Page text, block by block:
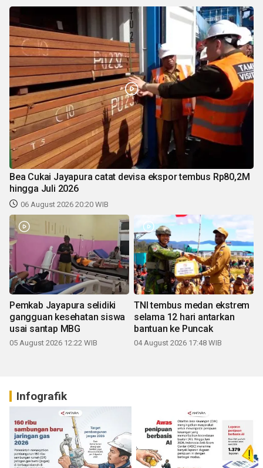
Bea Cukai Jayapura catat devisa ekspor tembus Rp80,2M
hingga Juli 2026
06 August 2026 20:20 WIB
Pemkab Jayapura selidiki
gangguan kesehatan siswa
usai santap MBG
05 August 2026 12:22 WIB
TNI tembus medan ekstrem
selama 12 hari antarkan
bantuan ke Puncak
04 August 2026 17:48 WIB
Infografik